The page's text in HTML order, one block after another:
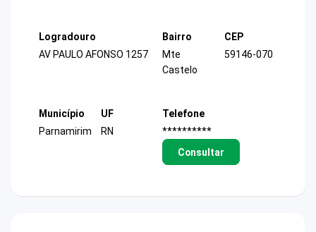
Logradouro
AV PAULO AFONSO 1257
Bairro
Mte
Castelo
CEP
59146-070
Município
Parnamirim
UF
RN
Telefone
**********
Consultar